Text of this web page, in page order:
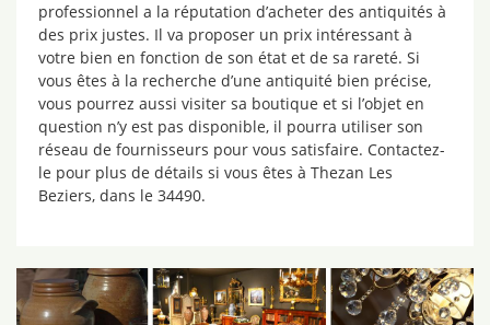
professionnel a la réputation d’acheter des antiquités à
des prix justes. Il va proposer un prix intéressant à
votre bien en fonction de son état et de sa rareté. Si
vous êtes à la recherche d’une antiquité bien précise,
vous pourrez aussi visiter sa boutique et si l’objet en
question n’y est pas disponible, il pourra utiliser son
réseau de fournisseurs pour vous satisfaire. Contactez-
le pour plus de détails si vous êtes à Thezan Les
Beziers, dans le 34490.